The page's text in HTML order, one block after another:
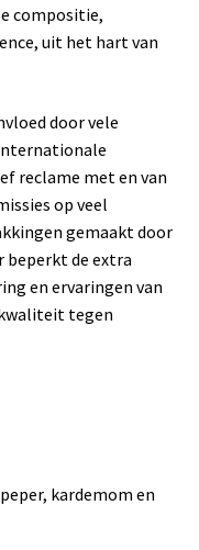
compositie,
uit het hart van
door vele
reclame met en van
op veel
gemaakt door
beperkt de extra
en ervaringen van
tegen
kardemom en